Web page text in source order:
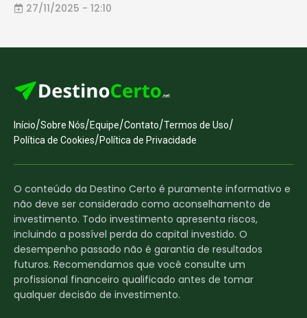
27/11/2025 - 12:10
Início/Sobre Nós/Equipe/Contato/Termos de Uso/
Política de Cookies/Política de Privacidade
O conteúdo da Destino Certo é puramente informativo e
não deve ser considerado como aconselhamento de
investimento. Todo investimento apresenta riscos,
incluindo a possível perda do capital investido. O
desempenho passado não é garantia de resultados
futuros. Recomendamos que você consulte um
profissional financeiro qualificado antes de tomar
qualquer decisão de investimento.